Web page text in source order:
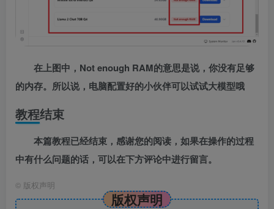
在上图中，Not enough RAM的意思是说，你没有足够
的内存。所以说，电脑配置好的小伙伴可以试试大模型哦
教程结束
本篇教程已经结束，感谢您的阅读，如果在操作的过程
中有什么问题的话，可以在下方评论中进行留言。
© 版权声明
版权声明